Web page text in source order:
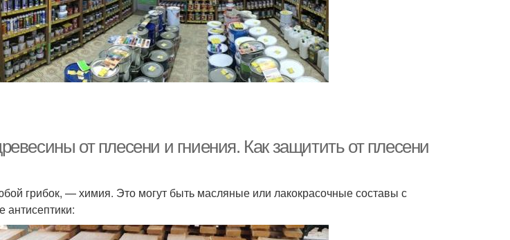
от плесени и гниения. Как защитить от плесени
грибок, — химия. Это могут быть масляные или лакокрасочные составы с
антисептики: